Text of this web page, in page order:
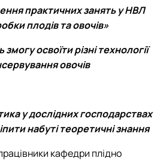
практичних занять у НВЛ
плодів та овочів»
освоїти різні технології
овочів
у дослідних господарствах
набуті теоретичні знання
кафедри плідно